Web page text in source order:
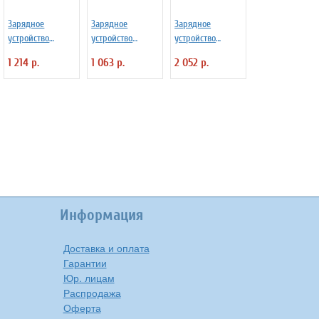
Зарядное
устройство
S500/plus
1 214 р.
Зарядное
устройство
1500/Fast
1 063 р.
Зарядное
устройство
HobbyCharger01
2 052 р.
Информация
Доставка и оплата
Гарантии
Юр. лицам
Распродажа
Оферта